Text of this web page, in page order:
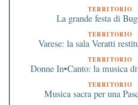
TERRITORIO
La grande festa di
TERRITORIO
Varese: la sala Veratti
TERRITORIO
Donne In•Canto: la musica
TERRITORIO
Musica sacra per una